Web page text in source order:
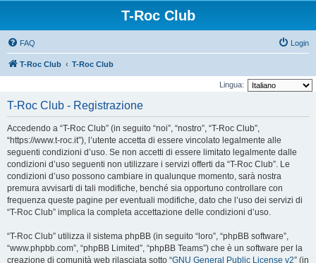
T-Roc Club
FAQ Login
T-Roc Club T-Roc Club
Lingua:
T-Roc Club - Registrazione
Accedendo a “T-Roc Club” (in seguito “noi”, “nostro”, “T-Roc Club”,
“https://www.t-roc.it”), l’utente accetta di essere vincolato legalmente alle
seguenti condizioni d’uso. Se non accetti di essere limitato legalmente dalle
condizioni d’uso seguenti non utilizzare i servizi offerti da “T-Roc Club”. Le
condizioni d’uso possono cambiare in qualunque momento, sarà nostra
premura avvisarti di tali modifiche, benché sia opportuno controllare con
frequenza queste pagine per eventuali modifiche, dato che l’uso dei servizi di
“T-Roc Club” implica la completa accettazione delle condizioni d’uso.
“T-Roc Club” utilizza il sistema phpBB (in seguito “loro”, “phpBB software”,
“www.phpbb.com”, “phpBB Limited”, “phpBB Teams”) che è un software per la
creazione di comunità web rilasciata sotto “GNU General Public License v2” (in